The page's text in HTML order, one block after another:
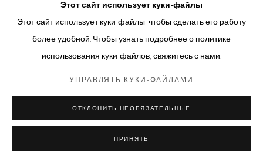
(PDF, OPENS IN A NEW TAB.)
СV АННЫ ТИТОВОЙ НА РУССКОМ
(PDF, OPENS IN A NEW TAB.)
Этот сайт использует куки-файлы
Этот сайт использует куки-файлы, чтобы сделать его работу
более удобной. Чтобы узнать подробнее о политике
использования куки-файлов, свяжитесь с нами.
УПРАВЛЯТЬ КУКИ-ФАЙЛАМИ
ОТКЛОНИТЬ НЕОБЯЗАТЕЛЬНЫЕ
ПРИНЯТЬ